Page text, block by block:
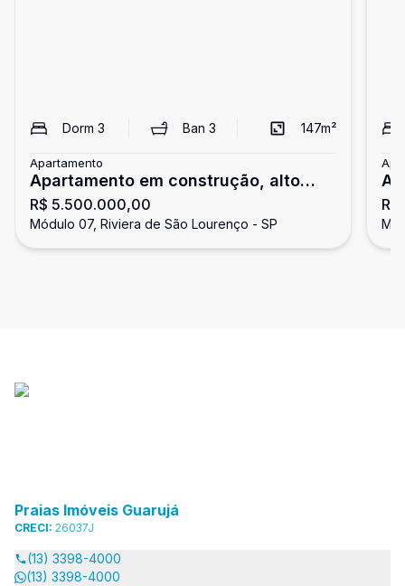
Dorm 3 Ban3 147m²
Apartamento
Apartamento em construção, alto
padrão, 3 suítes, à venda na Riviera
de São Lourenço.
R$ 5.500.000,00
Módulo 07, Riviera de São Lourenço - SP
Praias Imóveis Guarujá
CRECI: 26037J
(13) 3398-4000
(13) 3398-4000